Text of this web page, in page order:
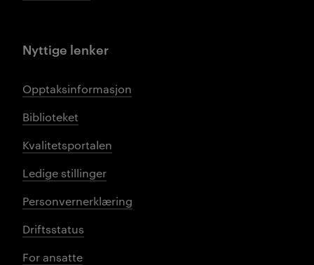
Nyttige lenker
Opptaksinformasjon
Biblioteket
Kvalitetsportalen
Ledige stillinger
Personvernerklæring
Driftsstatus
For ansatte